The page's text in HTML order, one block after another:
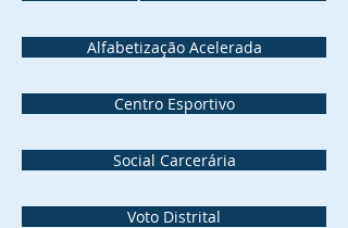
Alfabetização Acelerada
Centro Esportivo
Social Carcerária
Voto Distrital